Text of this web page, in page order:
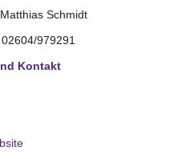
Schmidt
979291
Kontakt